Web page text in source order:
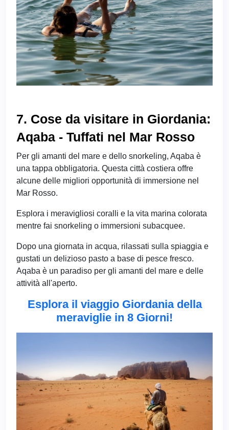
7. Cose da visitare in Giordania:
Aqaba - Tuffati nel Mar Rosso
Per gli amanti del mare e dello snorkeling, Aqaba è
una tappa obbligatoria. Questa città costiera offre
alcune delle migliori opportunità di immersione nel
Mar Rosso.
Esplora i meravigliosi coralli e la vita marina colorata
mentre fai snorkeling o immersioni subacquee.
Dopo una giornata in acqua, rilassati sulla spiaggia e
gustati un delizioso pasto a base di pesce fresco.
Aqaba è un paradiso per gli amanti del mare e delle
attività all'aperto.
Esplora il viaggio Giordania della
meraviglie in 8 Giorni!